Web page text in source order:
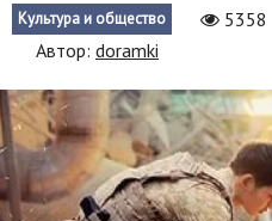
Происшествия
Россия
Наука и техника
Культура и общество 5358
Автор: doramki